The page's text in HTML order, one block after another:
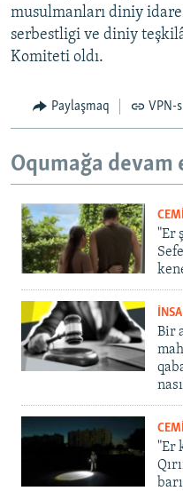
musulmanları diniy
serbestligi ve diniy
Komiteti oldı.
Paylaşmaq VPN-
Oqumağa devam
"Er
Bir
"Er